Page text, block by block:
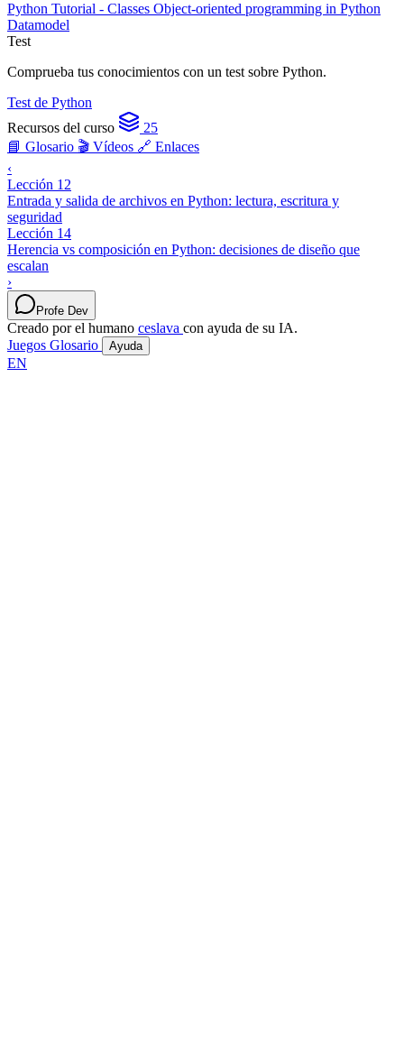
Python Tutorial - Classes Object-oriented programming in Python
Datamodel
Test
Comprueba tus conocimientos con un test sobre Python.
Test de Python
Recursos del curso
25
📘 Glosario 🎬 Vídeos 🔗 Enlaces
‹
Lección 12
Entrada y salida de archivos en Python: lectura, escritura y
seguridad
Lección 14
Herencia vs composición en Python: decisiones de diseño que
escalan
›
Profe Dev
Creado por el humano ceslava con ayuda de su IA.
Juegos Glosario Ayuda
EN